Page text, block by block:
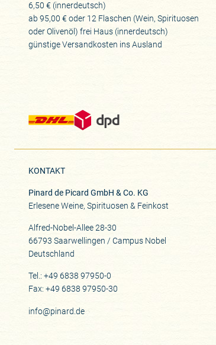
6,50 € (innerdeutsch)
ab 95,00 € oder 12 Flaschen (Wein, Spirituosen
oder Olivenöl) frei Haus (innerdeutsch)
günstige Versandkosten ins Ausland
KONTAKT
Pinard de Picard GmbH & Co. KG
Erlesene Weine, Spirituosen & Feinkost
Alfred-Nobel-Allee 28-30
66793 Saarwellingen / Campus Nobel
Deutschland
Tel.: +49 6838 97950-0
Fax: +49 6838 97950-30
info@pinard.de